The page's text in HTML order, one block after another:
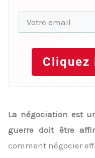
Cliquez
La négociation est
guerre doit être
comment négocier